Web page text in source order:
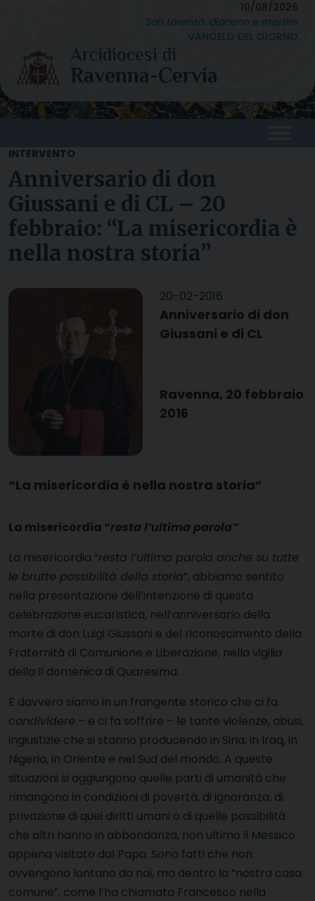
content
10/08/2026
San Lorenzo, diacono e martire
VANGELO DEL GIORNO
INTERVENTO
Anniversario di don
Giussani e di CL – 20
febbraio: “La misericordia è
nella nostra storia”
20-02-2016
Anniversario di don
Giussani e di CL
Ravenna, 20 febbraio
2016
“La misericordia è nella nostra storia”
La misericordia “resta l’ultima parola”
La misericordia “resta l’ultima parola anche su tutte
le brutte possibilità della storia”, abbiamo sentito
nella presentazione dell’intenzione di questa
celebrazione eucaristica, nell’anniversario della
morte di don Luigi Giussani e del riconoscimento della
Fraternità di Comunione e Liberazione, nella vigilia
della II domenica di Quaresima.
E davvero siamo in un frangente storico che ci fa
condividere – e ci fa soffrire – le tante violenze, abusi,
ingiustizie che si stanno producendo in Siria, in Iraq, in
Nigeria, in Oriente e nel Sud del mondo. A queste
situazioni si aggiungono quelle parti di umanità che
rimangono in condizioni di povertà, di ignoranza, di
privazione di quei diritti umani o di quelle possibilità
che altri hanno in abbondanza, non ultimo il Messico
appena visitato dal Papa. Sono fatti che non
avvengono lontano da noi, ma dentro la “nostra casa
comune”, come l’ha chiamata Francesco nella